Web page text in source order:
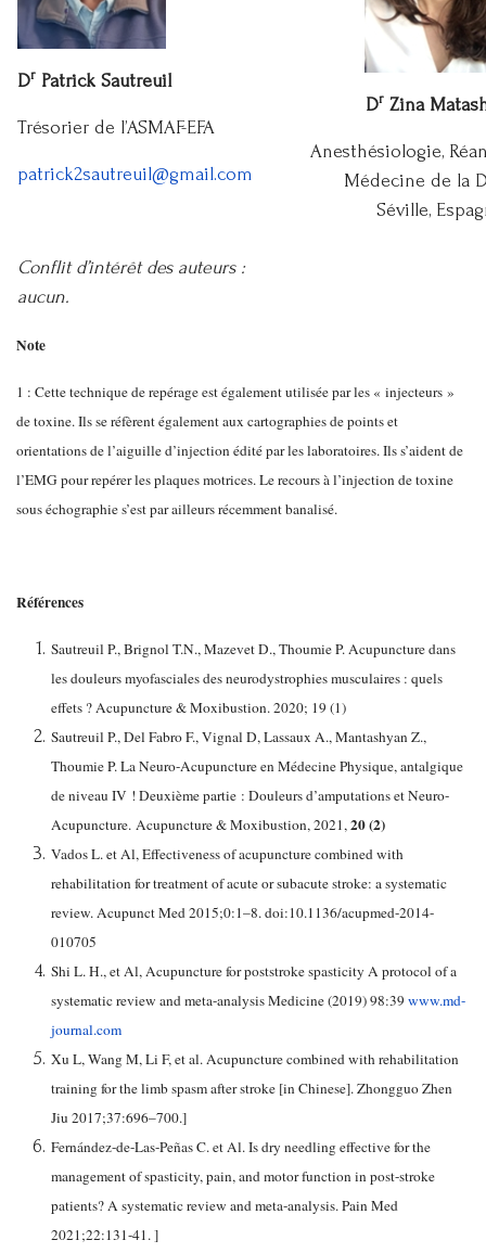
Dr Patrick Sautreuil
Trésorier de l’ASMAF-EFA
patrick2sautreuil@gmail.com
Conflit d’intérêt des auteurs :
aucun.
DrZina
Anesthésiologie,
Médecine de la
Séville,
Note
1 : Cette technique de repérage est également utilisée par les « injecteurs »
de toxine. Ils se réfèrent également aux cartographies de points et
orientations de l’aiguille d’injection édité par les laboratoires. Ils s’aident de
l’EMG pour repérer les plaques motrices. Le recours à l’injection de toxine
sous échographie s’est par ailleurs récemment banalisé.
Références
Sautreuil P., Brignol T.N., Mazevet D., Thoumie P. Acupuncture dans
les douleurs myofasciales des neurodystrophies musculaires : quels
effets ? Acupuncture & Moxibustion. 2020; 19 (1)
Sautreuil P., Del Fabro F., Vignal D, Lassaux A., Mantashyan Z.,
Thoumie P. La Neuro-Acupuncture en Médecine Physique, antalgique
de niveau IV ! Deuxième partie : Douleurs d’amputations et Neuro-
Acupuncture. Acupuncture & Moxibustion, 2021,20 (2)
Vados L. et Al, Effectiveness of acupuncture combined with
rehabilitation for treatment of acute or subacute stroke: a systematic
review. Acupunct Med 2015;0:1–8. doi:10.1136/acupmed-2014-
010705
Shi L. H., et Al, Acupuncture for poststroke spasticity A protocol of a
systematic review and meta-analysis Medicine (2019) 98:39 www.md-
journal.com
Xu L, Wang M, Li F, et al. Acupuncture combined with rehabilitation
training for the limb spasm after stroke [in Chinese]. Zhongguo Zhen
Jiu 2017;37:696–700.]
Fernández-de-Las-Peñas C. et Al. Is dry needling effective for the
management of spasticity, pain, and motor function in post-stroke
patients? A systematic review and meta-analysis. Pain Med
2021;22:131-41. ]